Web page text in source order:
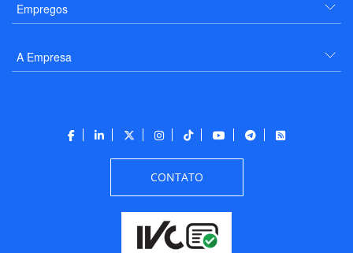
Empregos
A Empresa
CONTATO